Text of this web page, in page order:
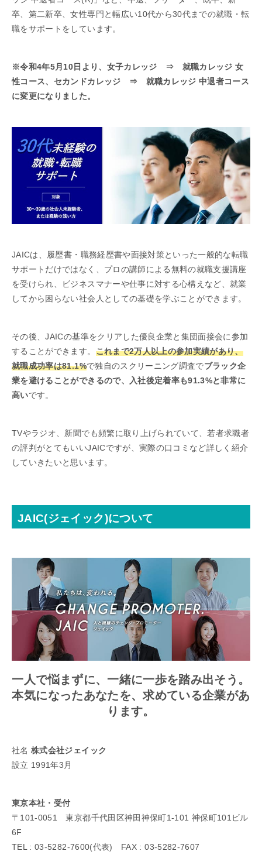
卒、第二新卒、女性専門と幅広い10代から30代までの就職・転
職をサポートをしています。
※令和4年5月10日より、女子カレッジ ⇒ 就職カレッジ 女
性コース、セカンドカレッジ ⇒ 就職カレッジ 中退者コース
に変更になりました。
JAICは、履歴書・職務経歴書や面接対策といった一般的な転職
サポートだけではなく、プロの講師による無料の就職支援講座
を受けられ、ビジネスマナーや仕事に対する心構えなど、就業
してから困らない社会人としての基礎を学ぶことができます。
その後、JAICの基準をクリアした優良企業と集団面接会に参加
することができます。 これまで2万人以上の参加実績があり、
就職成功率は81.1%で独自のスクリーニング調査でブラック企
業を避けることができるので、入社後定着率も91.3%と非常に
高いです。
TVやラジオ、新聞でも頻繁に取り上げられていて、若者求職者
の評判がとてもいいJAICですが、実際の口コミなど詳しく紹介
していきたいと思います。
JAIC(ジェイック)について
一人で悩まずに、一緒に一歩を踏み出そう。
本気になったあなたを、求めている企業があ
ります。
社名株式会社ジェイック
設立 1991年3月
東京本社・受付
〒101-0051 東京都千代田区神田神保町1-101 神保町101ビル
6F
TEL : 03-5282-7600(代表) FAX : 03-5282-7607